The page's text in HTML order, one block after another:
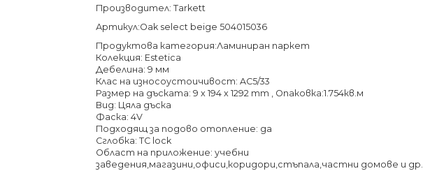
Производител: Tarkett
Артикул:Oak select beige 504015036
Продуктова категория:Ламиниран паркет
Колекция: Estetica
Дебелина: 9 мм
Клас на износоустоичивост: AC5/33
Размер на дъската: 9 x 194 x 1292 mm , Опаковка:1.754кв.м
Вид: Цяла дъска
Фаска: 4V
Подходящ за подово отопление: да
Сглобка: TC lock
Област на приложение: учебни
заведения,магазини,офиси,коридори,стъпала,частни домове и др.